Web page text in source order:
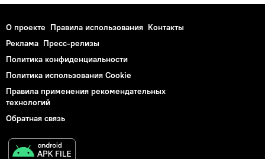
О проекте Правила использования Контакты
Реклама Пресс-релизы
Политика конфиденциальности
Политика использования Cookie
Правила применения рекомендательных
технологий
Обратная связь